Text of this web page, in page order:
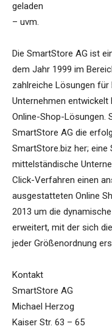
geladen
– uvm.
Die SmartStore AG ist
dem Jahr 1999 im
zahlreiche Lösungen
Unternehmen entwickelt
Online-Shop-Lösungen.
SmartStore AG die
SmartStore.biz her; eine
mittelständische
Click-Verfahren einen
ausgestatteten Online
2013 um die
erweitert, mit der sich
jeder Größenordnung
Kontakt
SmartStore AG
Michael Herzog
Kaiser Str. 63 – 65